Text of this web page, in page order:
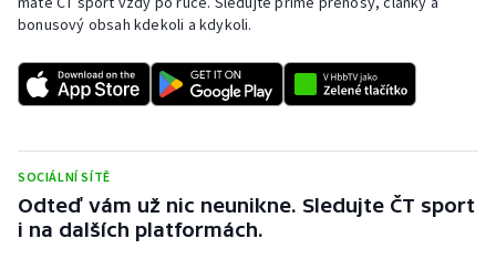
bonusový obsah kdekoli a kdykoli.
SOCIÁLNÍ SÍTĚ
Odteď vám už nic neunikne. Sledujte ČT sport
i na dalších platformách.